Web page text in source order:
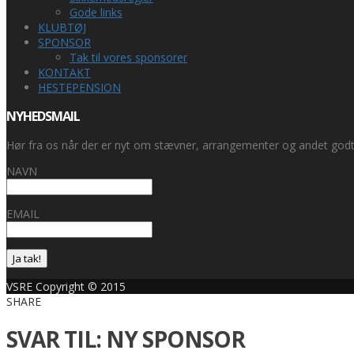
Gode links
KLUBTØJ
SPONSOR
Tak til vores sponsorer
KONTAKT
HESTEPENSION
NYHEDSMAIL
Hør fra os når der er nyt om stævner, arrangementer og andet
NAVN
EMAIL
Ja tak!
VSRE Copyright © 2015
SHARE
SVAR TIL: NY SPONSOR